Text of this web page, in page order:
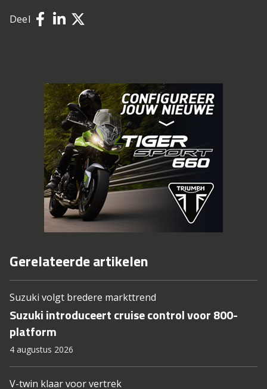
Deel
Gerelateerde artikelen
Suzuki volgt bredere markttrend
Suzuki introduceert cruise control voor 800-
platform
4 augustus 2026
V-twin klaar voor vertrek